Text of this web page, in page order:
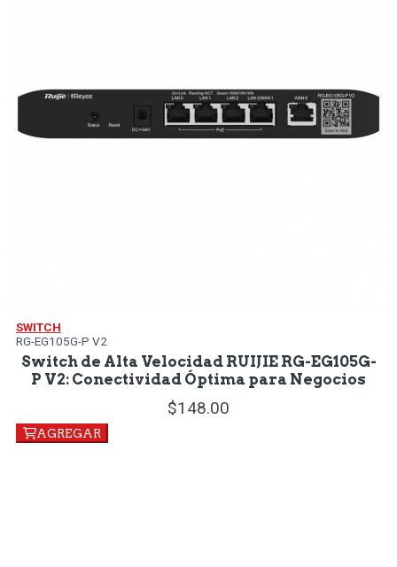
SWITCH
RG-EG105G-P V2
Switch de Alta Velocidad RUIJIE RG-EG105G-
P V2: Conectividad Óptima para Negocios
148.00
AGREGAR